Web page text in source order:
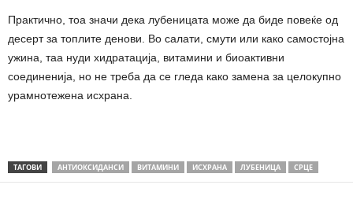
Практично, тоа значи дека лубеницата може да биде повеќе од
десерт за топлите денови. Во салати, смути или како самостојна
ужина, таа нуди хидратација, витамини и биоактивни
соединенија, но не треба да се гледа како замена за целокупно
урамнотежена исхрана.
ТАГОВИ АНТИОКСИДАНСИ ВИТАМИНИ ИСХРАНА ЛУБЕНИЦА СРЦЕ